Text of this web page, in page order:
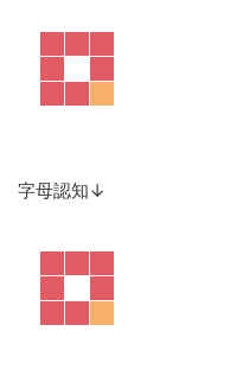
字母認知↓